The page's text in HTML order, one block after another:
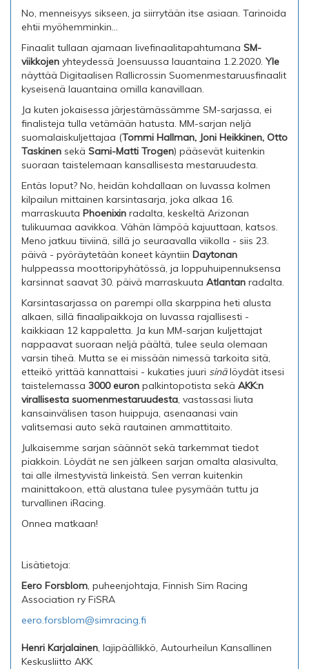
No, menneisyys sikseen, ja siirrytään itse asiaan. Tarinoida
ehtii myöhemminkin...
Finaalit tullaan ajamaan livefinaalitapahtumana SM-
viikkojen yhteydessä Joensuussa lauantaina 1.2.2020. Yle
näyttää Digitaalisen Rallicrossin Suomenmestaruusfinaalit
kyseisenä lauantaina omilla kanavillaan.
Ja kuten jokaisessa järjestämässämme SM-sarjassa, ei
finalisteja tulla vetämään hatusta. MM-sarjan neljä
suomalaiskuljettajaa (Tommi Hallman, Joni Heikkinen, Otto
Taskinen sekä Sami-Matti Trogen) pääsevät kuitenkin
suoraan taistelemaan kansallisesta mestaruudesta.
Entäs loput? No, heidän kohdallaan on luvassa kolmen
kilpailun mittainen karsintasarja, joka alkaa 16.
marraskuuta Phoenixin radalta, keskeltä Arizonan
tulikuumaa aavikkoa. Vähän lämpöä kajuuttaan, katsos.
Meno jatkuu tiiviinä, sillä jo seuraavalla viikolla - siis 23.
päivä - pyöräytetään koneet käyntiin Daytonan
hulppeassa moottoripyhätössä, ja loppuhuipennuksensa
karsinnat saavat 30. päivä marraskuuta Atlantan radalta.
Karsintasarjassa on parempi olla skarppina heti alusta
alkaen, sillä finaalipaikkoja on luvassa rajallisesti -
kaikkiaan 12 kappaletta. Ja kun MM-sarjan kuljettajat
nappaavat suoraan neljä päältä, tulee seula olemaan
varsin tiheä. Mutta se ei missään nimessä tarkoita sitä,
etteikö yrittää kannattaisi - kukaties juuri sinälöydät itsesi
taistelemassa 3000 euron palkintopotista sekä AKK:n
virallisesta suomenmestaruudesta, vastassasi liuta
kansainvälisen tason huippuja, asenaanasi vain
valitsemasi auto sekä rautainen ammattitaito.
Julkaisemme sarjan säännöt sekä tarkemmat tiedot
piakkoin. Löydät ne sen jälkeen sarjan omalta alasivulta,
tai alle ilmestyvistä linkeistä. Sen verran kuitenkin
mainittakoon, että alustana tulee pysymään tuttu ja
turvallinen iRacing.
Onnea matkaan!
Lisätietoja:
Eero Forsblom, puheenjohtaja, Finnish Sim Racing
Association ry FiSRA
eero.forsblom@simracing.fi
Henri Karjalainen, lajipäällikkö, Autourheilun Kansallinen
Keskusliitto AKK